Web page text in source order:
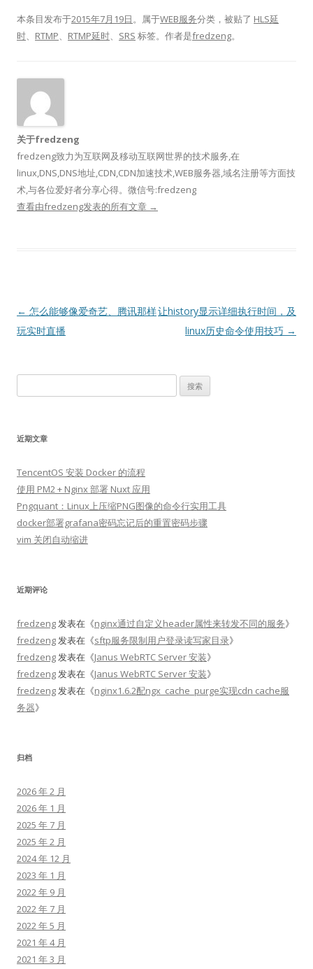
本条目发布于2015年7月19日。属于WEB服务分类，被贴了 HLS延
时、 RTMP、 RTMP延时、 SRS 标签。 作者是fredzeng。
关于fredzeng
fredzeng致力为互联网及移动互联网世界的技术服务,在
linux,DNS,DNS地址,CDN,CDN加速技术,WEB服务器,域名注册等方面技
术,与各位爱好者分享心得。微信号:fredzeng
查看由fredzeng发表的所有文章 →
文
章
← 怎么能够像爱奇艺、腾讯那样
玩实时直播
让history显示详细执行时间，及
linux历史命令使用技巧 →
索：
近期文章
TencentOS 安装 Docker 的流程
使用 PM2 + Nginx 部署 Nuxt 应用
Pngquant：Linux上压缩PNG图像的命令行实用工具
docker部署grafana密码忘记后的重置密码步骤
vim 关闭自动缩进
近期评论
fredzeng发表在《nginx通过自定义header属性来转发不同的服务》
fredzeng发表在《sftp服务限制用户登录读写家目录》
fredzeng发表在《Janus WebRTC Server 安装》
fredzeng发表在《Janus WebRTC Server 安装》
fredzeng发表在《nginx1.6.2配ngx_cache_purge实现cdn cache服
务器》
归档
2026 年 2 月
2026 年 1 月
2025 年 7 月
2025 年 2 月
2024 年 12 月
2023 年 1 月
2022 年 9 月
2022 年 7 月
2022 年 5 月
2021 年 4 月
2021 年 3 月